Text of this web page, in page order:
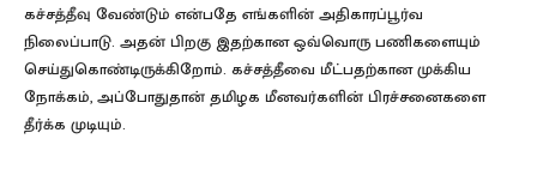
கச்சத்தீவு வேண்டும் என்பதே எங்களின் அதிகாரப்பூர்வ
நிலைப்பாடு. அதன் பிறகு இதற்கான ஒவ்வொரு பணிகளையும்
செய்துகொண்டிருக்கிறோம். கச்சத்தீவை மீட்பதற்கான முக்கிய
நோக்கம், அப்போதுதான் தமிழக மீனவர்களின் பிரச்சனைகளை
தீர்க்க முடியும்.